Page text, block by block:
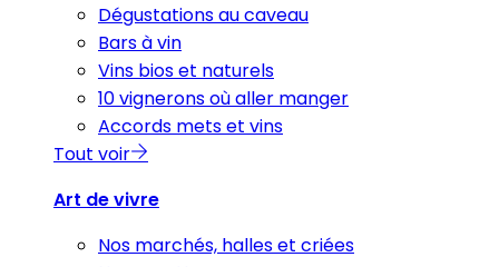
Dégustations au caveau
Bars à vin
Vins bios et naturels
10 vignerons où aller manger
Accords mets et vins
Tout voir
Art de vivre
Nos marchés, halles et criées